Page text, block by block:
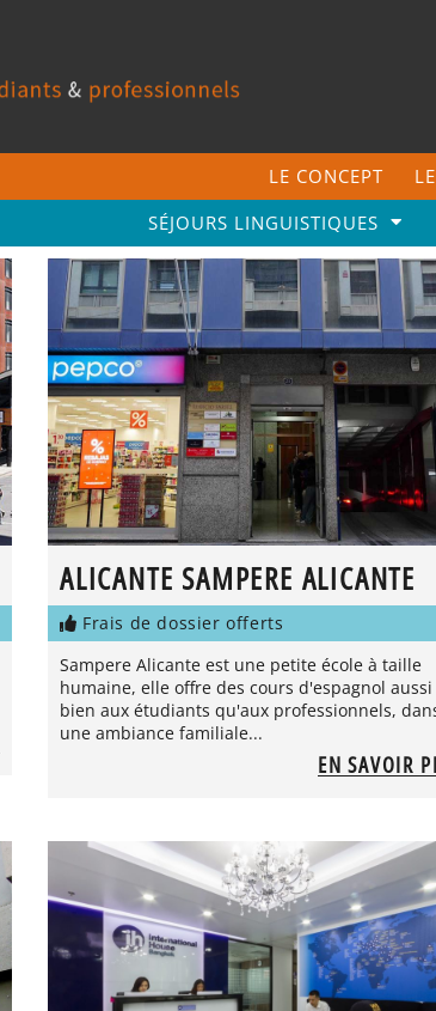
LE CONCEPT
SÉJOURS LINGUISTIQUES
ALICANTE SAMPERE ALICANTE
Frais de dossier offerts
Sampere Alicante est une petite école à taille
humaine, elle offre des cours d'espagnol aussi
bien aux étudiants qu'aux professionnels,
une ambiance familiale...
EN SAVOIR